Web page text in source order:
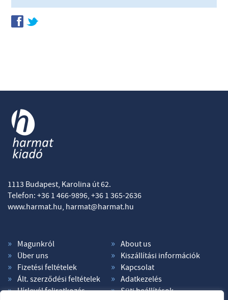
f t
1113 Budapest, Karolina út 62.
Telefon: +36 1 466-9896, +36 1 365-2636
www.harmat.hu, harmat@harmat.hu
Magunkról
About us
Über uns
Kiszállítási információk
Fizetési feltételek
Kapcsolat
Ált. szerződési feltételek
Adatkezelés
Hírlevél feliratkozás
Süti beállítások